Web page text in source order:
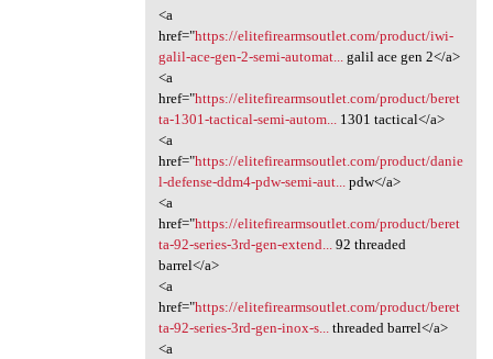
<a
href="https://elitefirearmsoutlet.com/product/iwi-
galil-ace-gen-2-semi-automat...
galil ace gen 2</a>
<a
href="https://elitefirearmsoutlet.com/product/beret
ta-1301-tactical-semi-autom...
1301 tactical</a>
<a
href="https://elitefirearmsoutlet.com/product/danie
l-defense-ddm4-pdw-semi-aut...
pdw</a>
<a
href="https://elitefirearmsoutlet.com/product/beret
ta-92-series-3rd-gen-extend...
92 threaded
barrel</a>
<a
href="https://elitefirearmsoutlet.com/product/beret
ta-92-series-3rd-gen-inox-s...
threaded barrel</a>
<a